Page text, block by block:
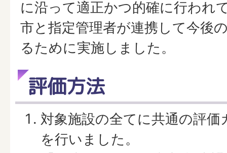
に沿って適正かつ的確に行われ
市と指定管理者が連携して今後
るために実施しました。
評価方法
対象施設の全てに共通の評
を行いました。